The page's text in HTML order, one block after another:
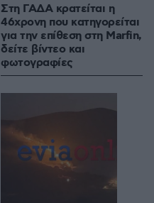
Στη ΓΑΔΑ κρατείται η
46χρονη που κατηγορείται
για την επίθεση στη Marfin,
δείτε βίντεο και
φωτογραφίες